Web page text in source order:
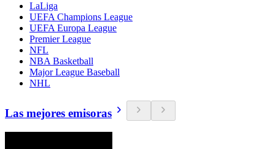
LaLiga
UEFA Champions League
UEFA Europa League
Premier League
NFL
NBA Basketball
Major League Baseball
NHL
Las mejores emisoras